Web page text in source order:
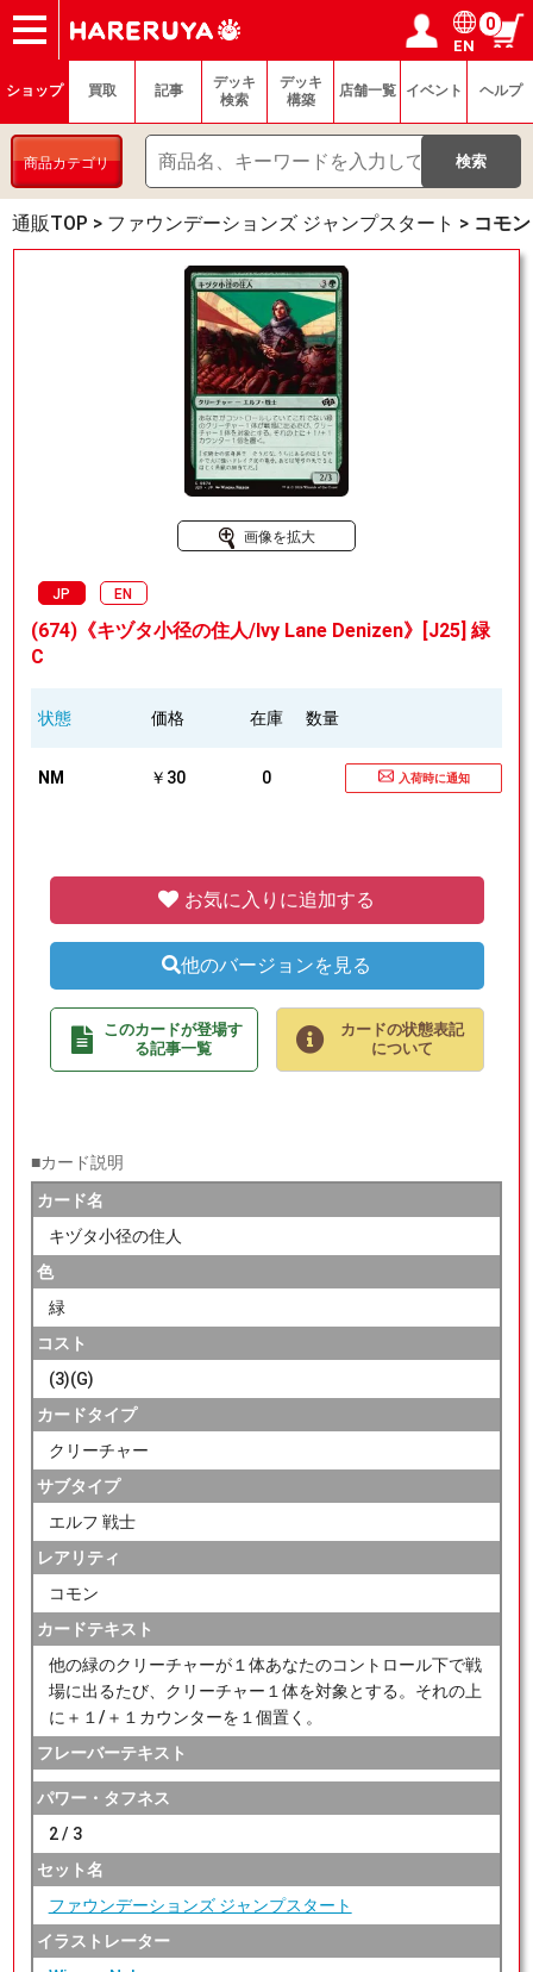
ショップ
買取
記事
デッキ検索
デッキ構築
選手一覧
店舗一覧
イベント
ヘルプ
お問い合わせ ログイン／会員登録
マイページ
EN
0
ショップ 買取 記事
デッキ
検索
デッキ
構築
店舗一覧 イベント ヘルプ
商品カテゴリ
通販TOP > ファウンデーションズ ジャンプスタート > コモン
画像を拡大
JP EN
(674)《キヅタ小径の住人/Ivy Lane Denizen》[J25] 緑
C
状態 価格 在庫 数量
NM ￥30 0 入荷時に通知
お気に入りに追加する
他のバージョンを見る
このカードが登場す
る記事一覧
カードの状態表記
について
■カード説明
カード名
キヅタ小径の住人
色
緑
コスト
(3)(G)
カードタイプ
クリーチャー
サブタイプ
エルフ 戦士
レアリティ
コモン
カードテキスト
他の緑のクリーチャーが１体あなたのコントロール下で戦
場に出るたび、クリーチャー１体を対象とする。それの上
に＋１/＋１カウンターを１個置く。
フレーバーテキスト
パワー・タフネス
2 / 3
セット名
ファウンデーションズ ジャンプスタート
イラストレーター